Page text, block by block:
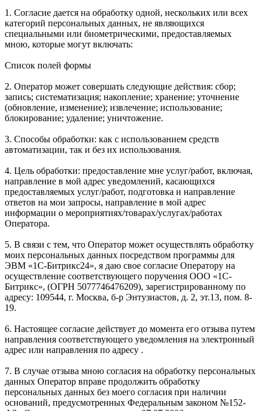
1. Согласие дается на обработку одной, нескольких или всех
категорий персональных данных, не являющихся
специальными или биометрическими, предоставляемых
мною, которые могут включать:
Список полей формы
2. Оператор может совершать следующие действия: сбор;
запись; систематизация; накопление; хранение; уточнение
(обновление, изменение); извлечение; использование;
блокирование; удаление; уничтожение.
3. Способы обработки: как с использованием средств
автоматизации, так и без их использования.
4. Цель обработки: предоставление мне услуг/работ, включая,
направление в мой адрес уведомлений, касающихся
предоставляемых услуг/работ, подготовка и направление
ответов на мои запросы, направление в мой адрес
информации о мероприятиях/товарах/услугах/работах
Оператора.
5. В связи с тем, что Оператор может осуществлять обработку
моих персональных данных посредством программы для
ЭВМ «1С-Битрикс24», я даю свое согласие Оператору на
осуществление соответствующего поручения ООО «1С-
Битрикс», (ОГРН 5077746476209), зарегистрированному по
адресу: 109544, г. Москва, б-р Энтузиастов, д. 2, эт.13, пом. 8-
19.
6. Настоящее согласие действует до момента его отзыва путем
направления соответствующего уведомления на электронный
адрес или направления по адресу .
7. В случае отзыва мною согласия на обработку персональных
данных Оператор вправе продолжить обработку
персональных данных без моего согласия при наличии
оснований, предусмотренных Федеральным законом №152-